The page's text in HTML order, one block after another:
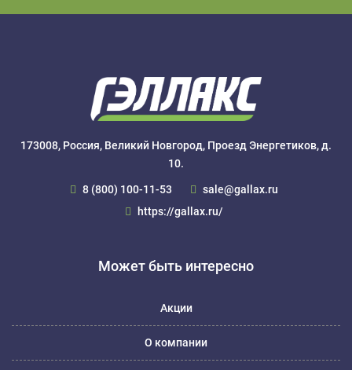
173008, Россия, Великий Новгород, Проезд Энергетиков, д.
10.
8 (800) 100-11-53
sale@gallax.ru
https://gallax.ru/
Может быть интересно
Акции
О компании